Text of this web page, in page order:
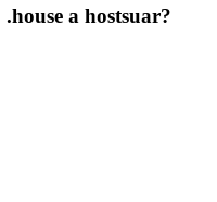
a hostsuar?